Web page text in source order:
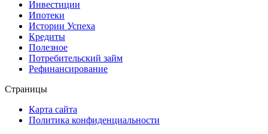
Инвестиции
Ипотеки
Истории Успеха
Кредиты
Полезное
Потребительский займ
Рефинансирование
Страницы
Карта сайта
Политика конфиденциальности